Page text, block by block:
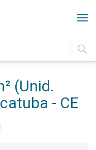
IR
(Unid.
- CE